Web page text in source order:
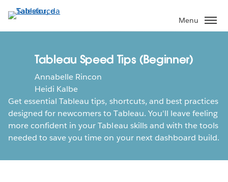
Pular
para
o
Menu
Tableau Speed Tips (Beginner)
Annabelle Rincon
Heidi Kalbe
Get essential Tableau tips, shortcuts, and best practices
designed for newcomers to Tableau. You'll leave feeling
more confident in your Tableau skills and with the tools
needed to save you time on your next dashboard build.